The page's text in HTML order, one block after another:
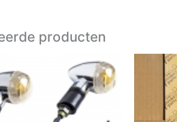
producten